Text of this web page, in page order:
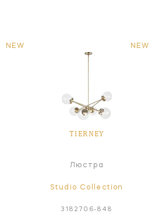
NEW NEW
TIERNEY
Люстра
Studio Collection
3182706-848